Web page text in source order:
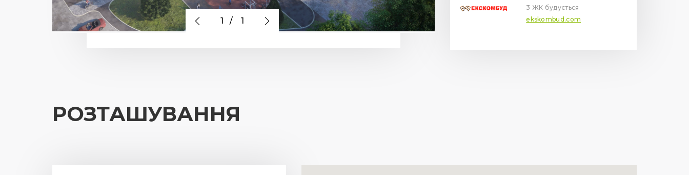
1 / 1
3 ЖК будується
ekskombud.com
РОЗТАШУВАННЯ